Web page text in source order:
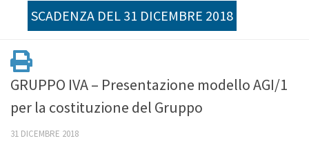
SCADENZA DEL 31 DICEMBRE 2018
GRUPPO IVA – Presentazione modello AGI/1
per la costituzione del Gruppo
31 DICEMBRE 2018